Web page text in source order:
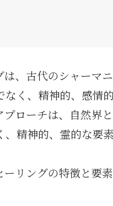
は、古代のシャーマ
なく、精神的、感情
ローチは、自然界
精神的、霊的な要
リングの特徴と要